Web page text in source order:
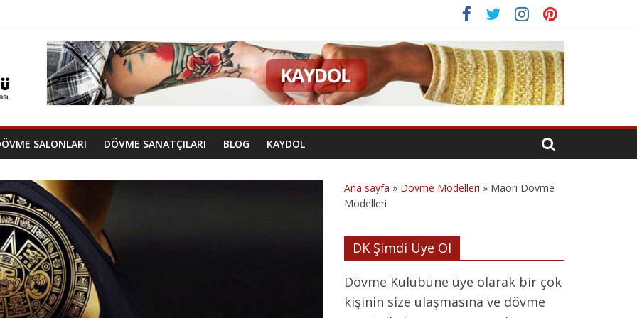
SALONLARI DÖVME SANATÇILARI BLOG KAYDOL
Ana sayfa » Dövme Modelleri » Maori Dövme
Modelleri
DK Şimdi Üye Ol
Dövme Kulübüne üye olarak bir çok
kişinin size ulaşmasına ve dövme